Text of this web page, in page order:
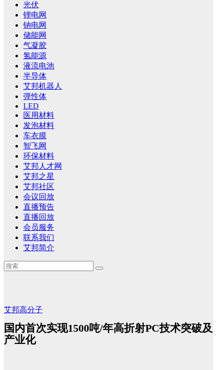
光伏
锂电网
钠电网
储能网
气凝胶
氢能源
液流电池
半导体
艾邦机器人
弹性体
LED
医用材料
发泡材料
车衣膜
智飞网
环保材料
艾邦人才网
艾邦之星
艾邦社区
会议回放
直播预告
直播回放
会员服务
联系我们
艾邦简介
艾邦高分子
国内首次实现1500吨/年高折射PC技术突破及
产业化